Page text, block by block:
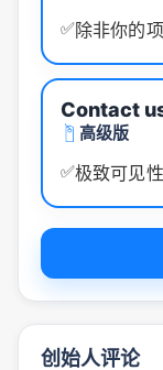
✅除非你的
Contact
高级版
✅极致可见
创始人评论